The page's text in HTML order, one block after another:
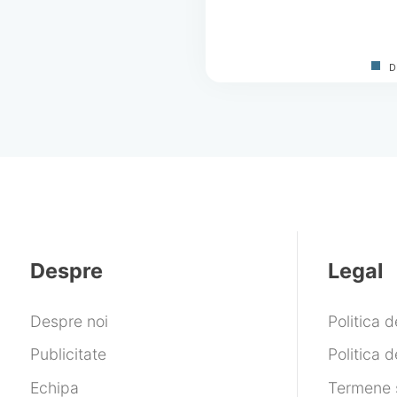
Despre
Despre noi
Publicitate
Echipa
Legal
Politica
Politica
Termene